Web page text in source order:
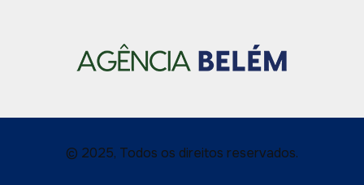
© 2025, Todos os direitos reservados.